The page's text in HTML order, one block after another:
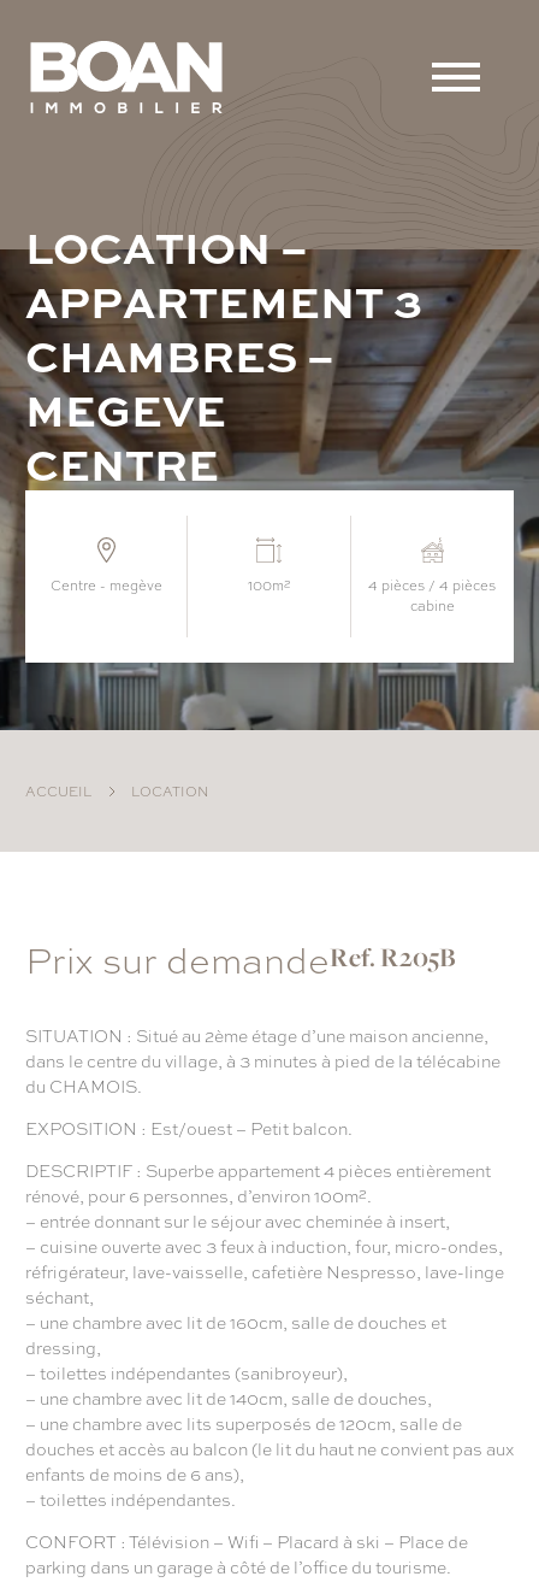
LOCATION–
APPARTEMENT3
CHAMBRES–
MEGEVE
CENTRE
centre - megève 100m²
4 pièces / 4 pièces
cabine
ACCUEIL LOCATION
Prix sur demandeRef. R205B
SITUATION : Situé au 2ème étage d’une maison ancienne,
dans le centre du village, à 3 minutes à pied de la télécabine
du CHAMOIS.
EXPOSITION : Est/ouest – Petit balcon.
DESCRIPTIF : Superbe appartement 4 pièces entièrement
rénové, pour 6 personnes, d’environ 100m².
– entrée donnant sur le séjour avec cheminée à insert,
– cuisine ouverte avec 3 feux à induction, four, micro-ondes,
réfrigérateur, lave-vaisselle, cafetière Nespresso, lave-linge
séchant,
– une chambre avec lit de 160cm, salle de douches et
dressing,
– toilettes indépendantes (sanibroyeur),
– une chambre avec lit de 140cm, salle de douches,
– une chambre avec lits superposés de 120cm, salle de
douches et accès au balcon (le lit du haut ne convient pas aux
enfants de moins de 6 ans),
– toilettes indépendantes.
CONFORT : Télévision – Wifi – Placard à ski – Place de
parking dans un garage à côté de l’office du tourisme.